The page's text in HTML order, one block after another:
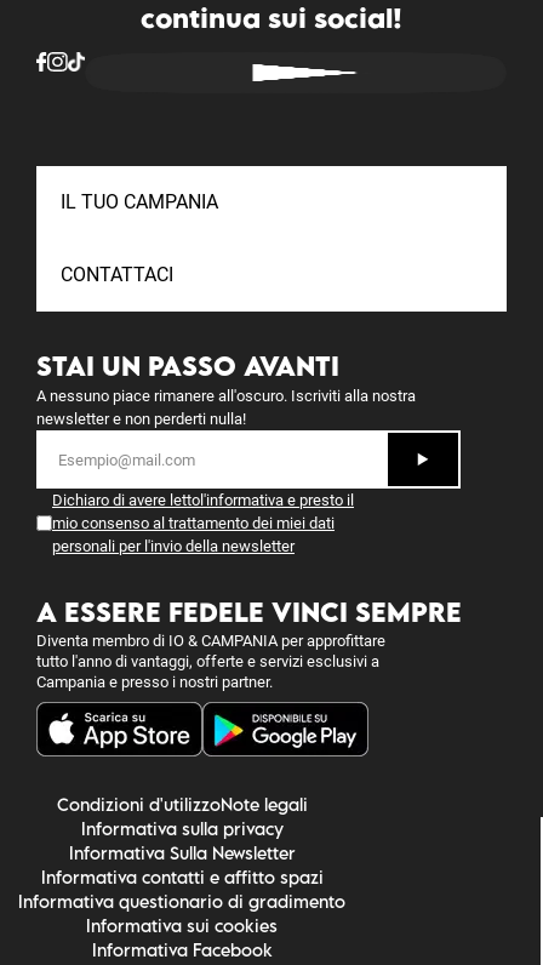
continua sui social!
IL TUO CAMPANIA
CONTATTACI
STAI UN PASSO AVANTI
A nessuno piace rimanere all'oscuro. Iscriviti alla nostra
newsletter e non perderti nulla!
Dichiaro di avere letto l'informativa e presto il
mio consenso al trattamento dei miei dati
personali per l'invio della newsletter
A ESSERE FEDELE VINCI SEMPRE
Diventa membro di IO & CAMPANIA per approfittare
tutto l'anno di vantaggi, offerte e servizi esclusivi a
Campania e presso i nostri partner.
Condizioni d'utilizzoNote legali
Informativa sulla privacy
Informativa Sulla Newsletter
Informativa contatti e affitto spazi
Informativa questionario di gradimento
Informativa sui cookies
Informativa Facebook